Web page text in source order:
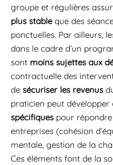
groupe et régulières
plus stableque des
ponctuelles. Par ailleurs,
dans le cadre d’un
sont moins sujettes aux
contractuelle des
desécuriser les revenus
praticien peut
spécifiques pour
entreprises (cohésion
mentale, gestion de la
Ces éléments font de la